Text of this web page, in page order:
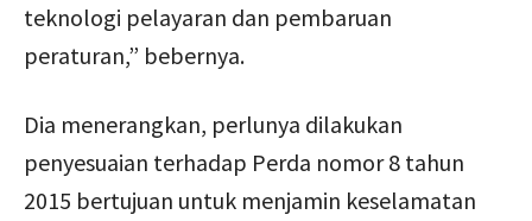
teknologi pelayaran dan pembaruan
peraturan,” bebernya.
Dia menerangkan, perlunya dilakukan
penyesuaian terhadap Perda nomor 8 tahun
2015 bertujuan untuk menjamin keselamatan